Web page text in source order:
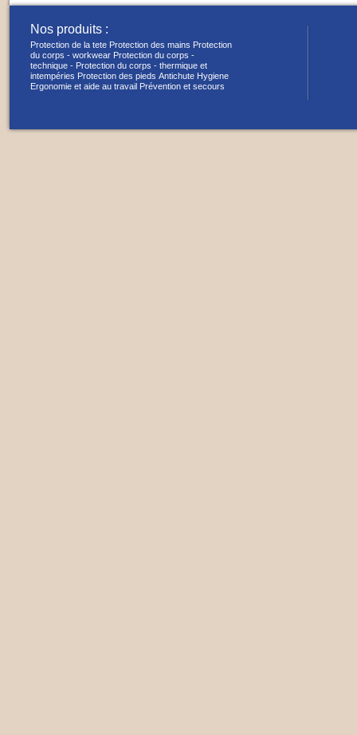
Nos produits :
Protection de la tete Protection des mains Protection
du corps - workwear Protection du corps -
technique - Protection du corps - thermique et
intempéries Protection des pieds Antichute Hygiene
Ergonomie et aide au travail Prévention et secours